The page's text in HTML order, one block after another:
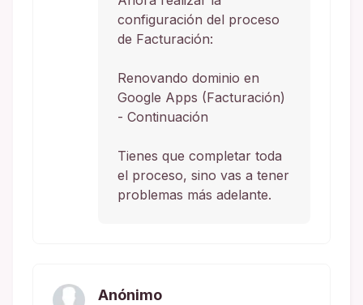
configuración del proceso
de Facturación:
Renovando dominio en
Google Apps (Facturación)
- Continuación
Tienes que completar toda
el proceso, sino vas a tener
problemas más adelante.
Anónimo